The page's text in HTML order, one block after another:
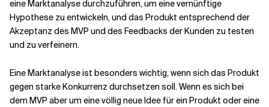
eine Marktanalyse durchzuführen, um eine vernünftige
Hypothese zu entwickeln, und das Produkt entsprechend der
Akzeptanz des MVP und des Feedbacks der Kunden zu testen
und zu verfeinern.
Eine Marktanalyse ist besonders wichtig, wenn sich das Produkt
gegen starke Konkurrenz durchsetzen soll. Wenn es sich bei
dem MVP aber um eine völlig neue Idee für ein Produkt oder eine